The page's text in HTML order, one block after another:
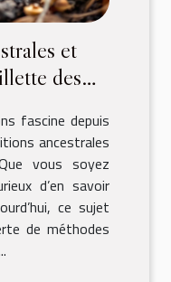
et
des
fascine depuis
ancestrales
vous soyez
d’en savoir
ce sujet
de méthodes